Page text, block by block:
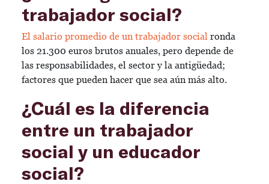
trabajador social?
El salario promedio de un trabajador social ronda
los 21.300 euros brutos anuales, pero depende de
las responsabilidades, el sector y la antigüedad;
factores que pueden hacer que sea aún más alto.
¿Cuál es la diferencia
entre un trabajador
social y un educador
social?